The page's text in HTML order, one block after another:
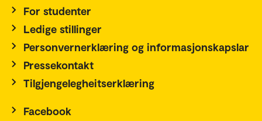
For studenter
Ledige stillinger
Personvernerklæring og informasjonskapslar
Pressekontakt
Tilgjengelegheitserklæring
Facebook